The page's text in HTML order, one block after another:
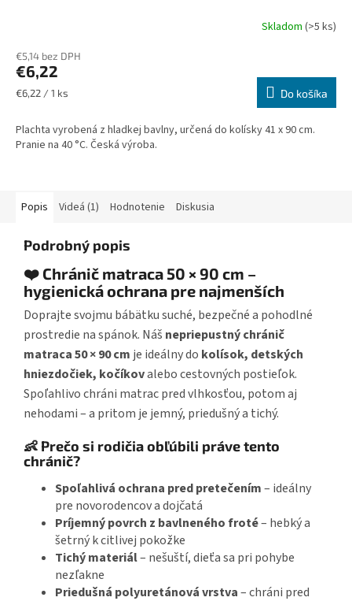
Skladom (>5 ks)
€5,14 bez DPH
€6,22
Jednotková
€6,22 / 1 ks Do košíka
Plachta vyrobená z hladkej bavlny, určená do kolísky 41 x 90 cm.
Pranie na 40 °C. Česká výroba.
Popis Videá (1) Hodnotenie Diskusia
Podrobný popis
❤️ Chránič matraca 50 × 90 cm –
hygienická ochrana pre najmenších
Doprajte svojmu bábätku suché, bezpečné a pohodlné
prostredie na spánok. Náš nepriepustný chránič
matraca 50 × 90 cm je ideálny do kolísok, detských
hniezdočiek, kočíkovalebo cestovných postieľok.
Spoľahlivo chráni matrac pred vlhkosťou, potom aj
nehodami – a pritom je jemný, priedušný a tichý.
👶 Prečo si rodičia obľúbili práve tento
chránič?
Spoľahlivá ochrana pred pretečením– ideálny
pre novorodencov a dojčatá
Príjemný povrch z bavlneného froté– hebký a
šetrný k citlivej pokožke
Tichý materiál– nešuští, dieťa sa pri pohybe
nezľakne
Priedušná polyuretánová vrstva– chráni pred